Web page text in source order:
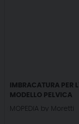
IMBRACATURA PER
MODELLO PELVICA
MOPEDIA by Moretti